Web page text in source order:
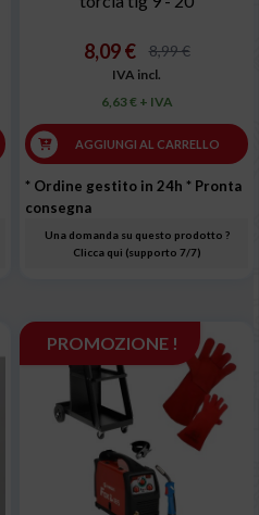
8,09 € 8,99 €
IVA incl.
6,63 € + IVA
AGGIUNGI AL CARRELLO
* Ordine gestito in 24h * Pronta
consegna
Una domanda su questo prodotto ?
Clicca qui (supporto 7/7)
PROMOZIONE !